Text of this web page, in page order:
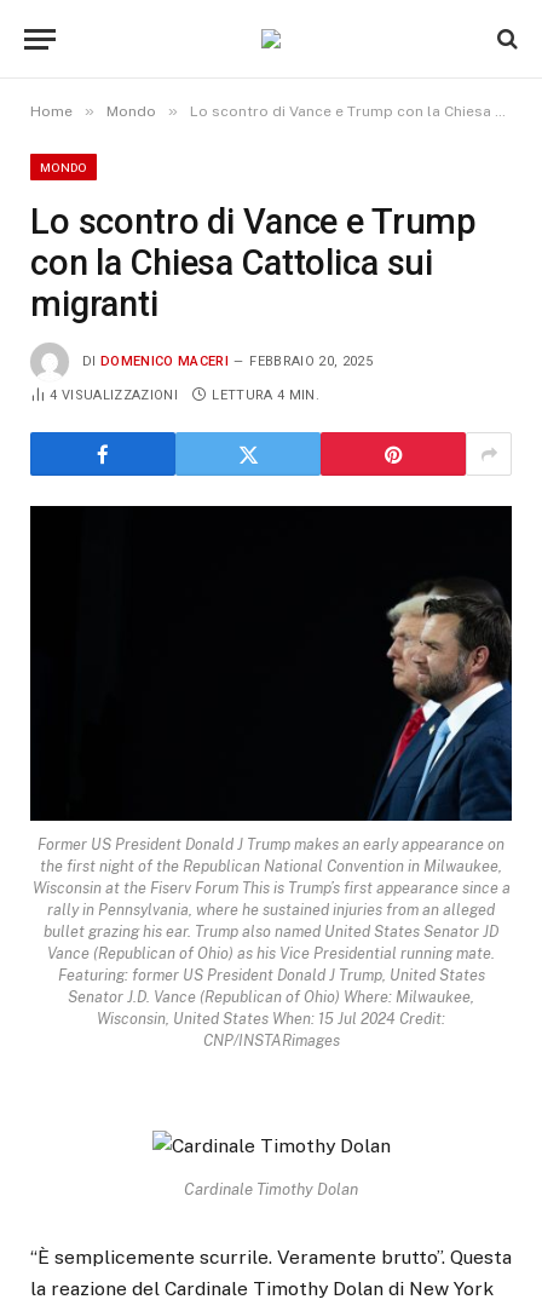
Home » Mondo » Lo scontro di Vance e Trump con la Chiesa Cattolica sui migranti
MONDO
Lo scontro di Vance e Trump
con la Chiesa Cattolica sui
migranti
DI DOMENICO MACERI FEBBRAIO 20, 2025
4VISUALIZZAZIONI LETTURA 4 MIN.
Former US President Donald J Trump makes an early appearance on
the first night of the Republican National Convention in Milwaukee,
Wisconsin at the Fiserv Forum This is Trump’s first appearance since a
rally in Pennsylvania, where he sustained injuries from an alleged
bullet grazing his ear. Trump also named United States Senator JD
Vance (Republican of Ohio) as his Vice Presidential running mate.
Featuring: former US President Donald J Trump, United States
Senator J.D. Vance (Republican of Ohio) Where: Milwaukee,
Wisconsin, United States When: 15 Jul 2024 Credit:
CNP/INSTARimages
Cardinale Timothy Dolan
“È semplicemente scurrile. Veramente brutto”. Questa
la reazione del Cardinale Timothy Dolan di New York